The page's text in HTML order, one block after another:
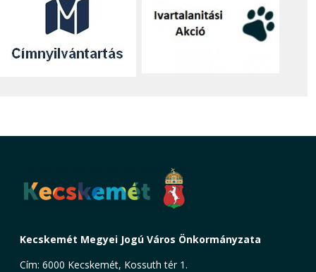
Kecskemét Megyei Jogú Város Önkormányzata
Cím: 6000 Kecskemét, Kossuth tér 1.